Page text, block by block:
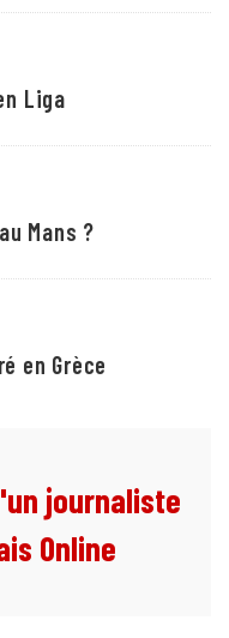
Liga
Mans ?
en Grèce
journaliste
Online